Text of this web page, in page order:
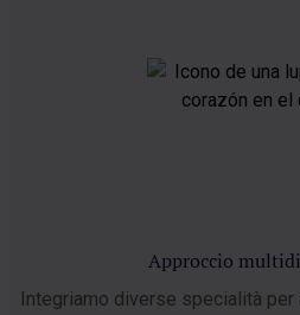
Approccio
Integriamo diverse specialità